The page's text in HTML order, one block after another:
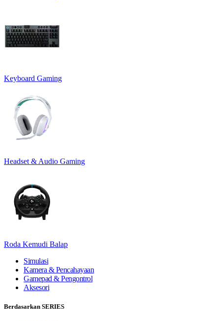
Keyboard Gaming
Headset & Audio Gaming
Roda Kemudi Balap
Simulasi
Kamera & Pencahayaan
Gamepad & Pengontrol
Aksesori
Berdasarkan SERIES